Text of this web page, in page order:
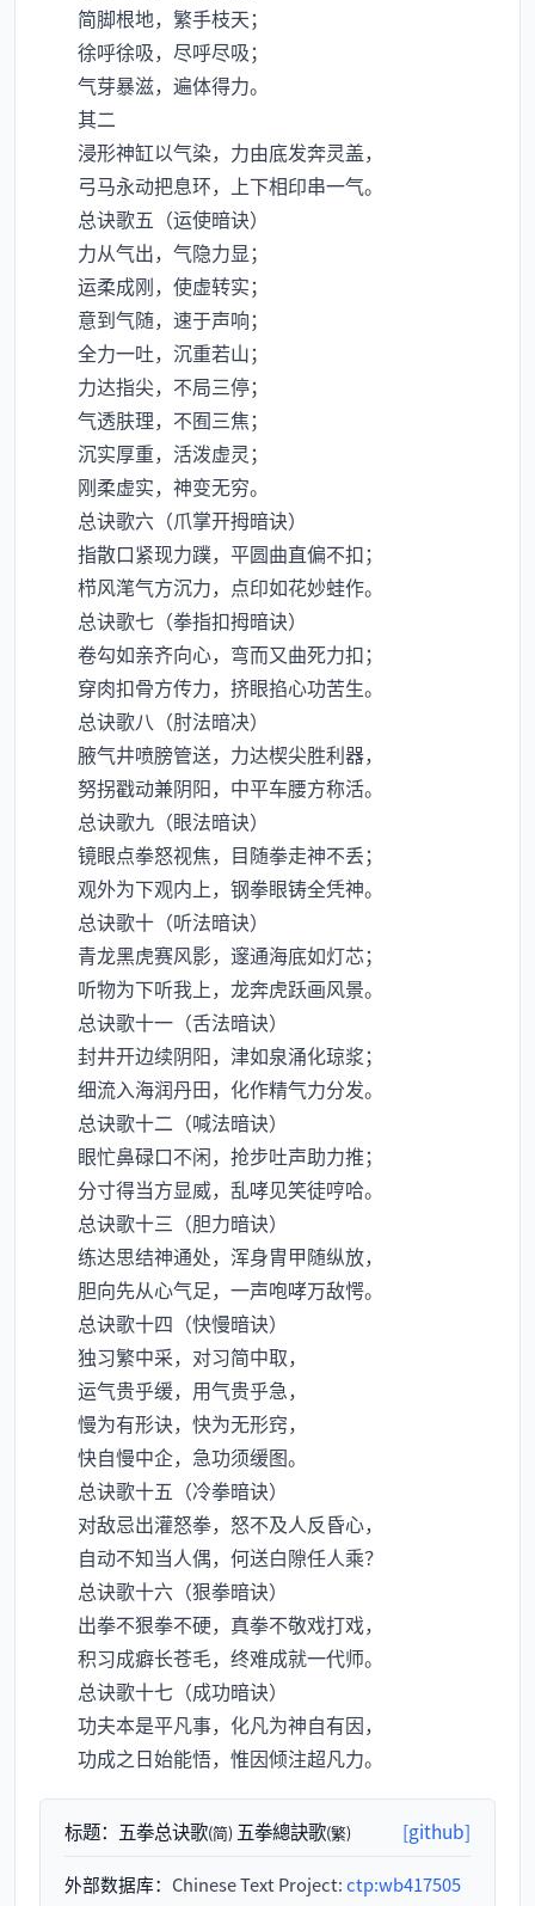
简脚根地，繁手枝天；
徐呼徐吸，尽呼尽吸；
气芽暴滋，遍体得力。
其二
浸形神缸以气染，力由底发奔灵盖，
弓马永动把息环，上下相印串一气。
总诀歌五（运使暗诀）
力从气出，气隐力显；
运柔成刚，使虚转实；
意到气随，速于声响；
全力一吐，沉重若山；
力达指尖，不局三停；
气透肤理，不囿三焦；
沉实厚重，活泼虚灵；
刚柔虚实，神变无穷。
总诀歌六（爪掌开拇暗诀）
指散口紧现力蹼，平圆曲直偏不扣；
栉风滗气方沉力，点印如花妙蛙作。
总诀歌七（拳指扣拇暗诀）
卷勾如亲齐向心，弯而又曲死力扣；
穿肉扣骨方传力，挤眼掐心功苦生。
总诀歌八（肘法暗决）
腋气井喷膀管送，力达楔尖胜利器，
努拐戳动兼阴阳，中平车腰方称活。
总诀歌九（眼法暗诀）
镜眼点拳怒视焦，目随拳走神不丢；
观外为下观内上，钢拳眼铸全凭神。
总诀歌十（听法暗诀）
青龙黑虎赛风影，邃通海底如灯芯；
听物为下听我上，龙奔虎跃画风景。
总诀歌十一（舌法暗诀）
封井开边续阴阳，津如泉涌化琼浆；
细流入海润丹田，化作精气力分发。
总诀歌十二（喊法暗诀）
眼忙鼻碌口不闲，抢步吐声助力推；
分寸得当方显威，乱哮见笑徒哼哈。
总诀歌十三（胆力暗诀）
练达思结神通处，浑身胄甲随纵放，
胆向先从心气足，一声咆哮万敌愕。
总诀歌十四（快慢暗诀）
独习繁中采，对习简中取，
运气贵乎缓，用气贵乎急，
慢为有形诀，快为无形窍，
快自慢中企，急功须缓图。
总诀歌十五（冷拳暗诀）
对敌忌出灌怒拳，怒不及人反昏心，
自动不知当人偶，何送白隙任人乘？
总诀歌十六（狠拳暗诀）
出拳不狠拳不硬，真拳不敬戏打戏，
积习成癖长苍毛，终难成就一代师。
总诀歌十七（成功暗诀）
功夫本是平凡事，化凡为神自有因，
功成之日始能悟，惟因倾注超凡力。
标题： 五拳总诀歌(简) 五拳總訣歌(繁) [github]
外部数据库： Chinese Text Project:ctp:wb417505